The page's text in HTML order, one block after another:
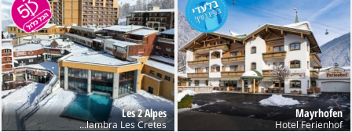
Mayrhofen
Hotel Ferienhof
Les 2 Alpes
Club Belambra Les Cretes